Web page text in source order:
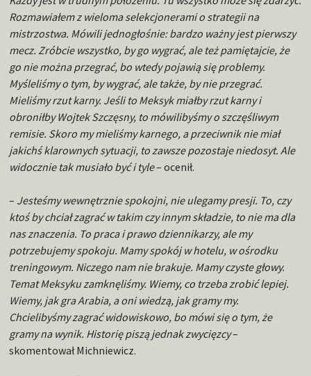
Rozmawiałem z wieloma selekcjonerami o strategii na
mistrzostwa. Mówili jednogłośnie: bardzo ważny jest pierwszy
mecz. Zróbcie wszystko, by go wygrać, ale też pamiętajcie, że
go nie można przegrać, bo wtedy pojawią się problemy.
Myśleliśmy o tym, by wygrać, ale także, by nie przegrać.
Mieliśmy rzut karny. Jeśli to Meksyk miałby rzut karny i
obroniłby Wojtek Szczęsny, to mówilibyśmy o szczęśliwym
remisie. Skoro my mieliśmy karnego, a przeciwnik nie miał
jakichś klarownych sytuacji, to zawsze pozostaje niedosyt. Ale
widocznie tak musiało być i tyle– ocenił.
– Jesteśmy wewnętrznie spokojni, nie ulegamy presji. To, czy
ktoś by chciał zagrać w takim czy innym składzie, to nie ma dla
nas znaczenia. To praca i prawo dziennikarzy, ale my
potrzebujemy spokoju. Mamy spokój w hotelu, w ośrodku
treningowym. Niczego nam nie brakuje. Mamy czyste głowy.
Temat Meksyku zamknęliśmy. Wiemy, co trzeba zrobić lepiej.
Wiemy, jak gra Arabia, a oni wiedzą, jak gramy my.
Chcielibyśmy zagrać widowiskowo, bo mówi się o tym, że
gramy na wynik. Historię piszą jednak zwycięzcy–
skomentował Michniewicz.